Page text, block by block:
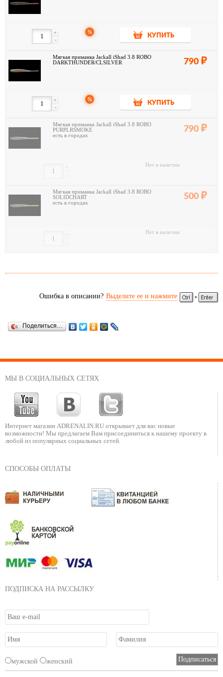
-
+ %
КУПИТЬ
Мягкая приманка Jackall iShad 3.8 ROBO
DARKTHUNDER/CLSILVER
790
-
+ %
КУПИТЬ
Мягкая приманка Jackall iShad 3.8 ROBO
PURPLRSMOKE
есть в городах
790
-
+ Нет в наличии
Мягкая приманка Jackall iShad 3.8 ROBO
SOLIDCHART
есть в городах
500
-
+ Нет в наличии
Ошибка в описании? Выделите ее и нажмите
Поделиться…
МЫ В СОЦИАЛЬНЫХ СЕТЯХ
Интернет магазин ADRENALIN.RU открывает для вас новые
возможности! Мы предлагаем Вам присоединиться к нашему проекту в
любой из популярных социальных сетей.
СПОСОБЫ ОПЛАТЫ
ПОДПИСКА НА РАССЫЛКУ
мужской женский